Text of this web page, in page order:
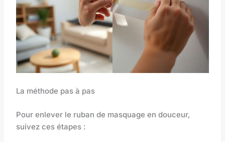
La méthode pas à pas
Pour enlever le ruban de masquage en douceur,
suivez ces étapes :